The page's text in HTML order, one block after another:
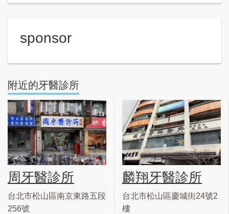
sponsor
附近的牙醫診所
周牙醫診所
台北市松山區南京東路五段
256號
麟翔牙醫診所
台北市松山區慶城街24號2
樓